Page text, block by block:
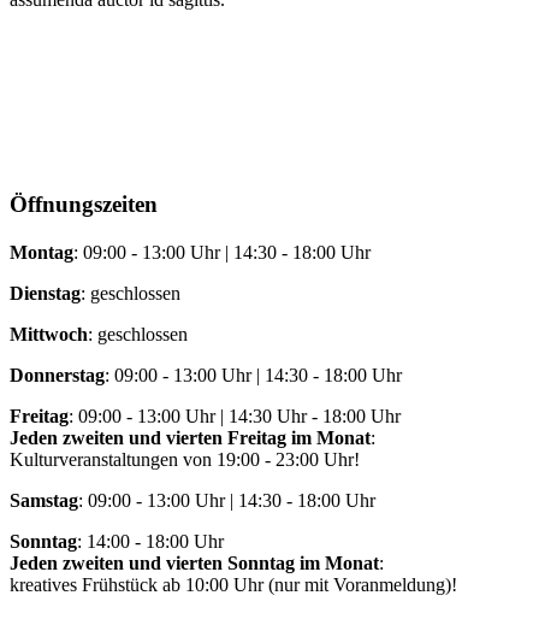
Öffnungszeiten
Montag: 09:00 - 13:00 Uhr | 14:30 - 18:00 Uhr
Dienstag: geschlossen
Mittwoch: geschlossen
Donnerstag: 09:00 - 13:00 Uhr | 14:30 - 18:00 Uhr
Freitag: 09:00 - 13:00 Uhr | 14:30 Uhr - 18:00 Uhr
Jeden zweiten und vierten Freitag im Monat:
Kulturveranstaltungen von 19:00 - 23:00 Uhr!
Samstag: 09:00 - 13:00 Uhr | 14:30 - 18:00 Uhr
Sonntag: 14:00 - 18:00 Uhr
Jeden zweiten und vierten Sonntag im Monat:
kreatives Frühstück ab 10:00 Uhr (nur mit Voranmeldung)!